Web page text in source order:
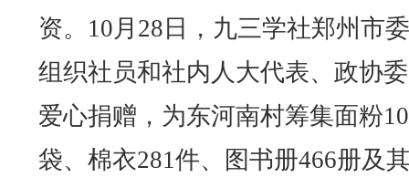
资。10月28日，九三学社郑州市
组织社员和社内人大代表、政协
爱心捐赠，为东河南村筹集面粉
袋、棉衣281件、图书册466册及